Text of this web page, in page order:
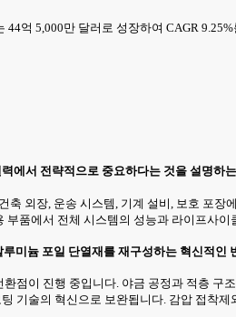
억 5,000만 달러로 성장하여 CAGR
에서 전략적으로 중요하다는 것을 설명하
외장, 운송 시스템, 기계 설비, 보호 포
품에서 전체 시스템의 성능과 라이프사
미늄 포일 단열재를 재구성하는 혁신적인
점이 진행 중입니다. 야금 공정과 적층
기술의 혁신으로 보완됩니다. 감압 접착